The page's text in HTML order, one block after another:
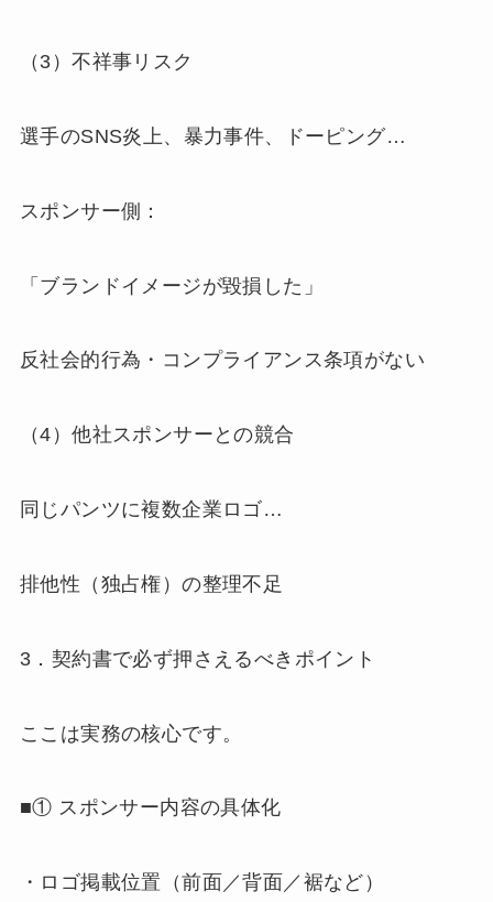
（3）不祥事リスク
選手のSNS炎上、暴力事件、ドーピング…
スポンサー側：
「ブランドイメージが毀損した」
反社会的行為・コンプライアンス条項がない
（4）他社スポンサーとの競合
同じパンツに複数企業ロゴ…
排他性（独占権）の整理不足
3．契約書で必ず押さえるべきポイント
ここは実務の核心です。
■① スポンサー内容の具体化
・ロゴ掲載位置（前面／背面／裾など）